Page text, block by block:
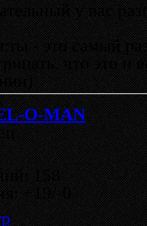
у вас
- это самый
что это и
O-MAN
158
+19/-0